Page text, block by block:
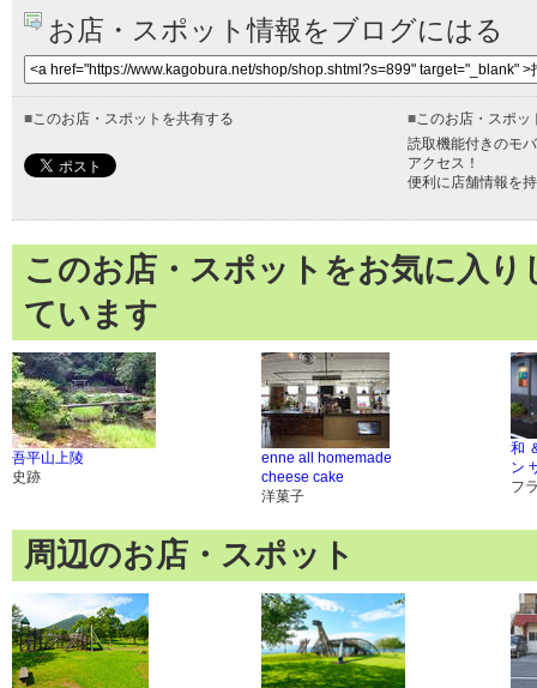
お店・スポット情報をブログにはる
■このお店・スポットを共有する ■このお店・スポッ
読取機能付きのモ
アクセス！
便利に店舗情報を
このお店・スポットをお気に入
ています
吾平山上陵
史跡
enne all homemade
cheese cake
洋菓子
和
ン
フ
周辺のお店・スポット